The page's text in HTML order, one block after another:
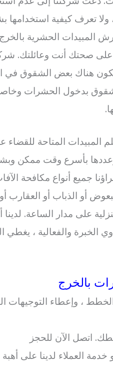
ولا تعرف كيفية
المبيدات الحشرية
صحتك أنت وعائلتك.
هناك بعض الشقوق في
بدخول الحشرات
المتاحة للقضاء
بأسرع وقت ممكن
جميع أنواع مكافحة
أو الذباب أو العقارب
على مدار الساعة.
والفعالية ، يغطي
بالخرج
، وإعطاء التوجيهات
اتصل الآن للحجز
العملاء لدينا على